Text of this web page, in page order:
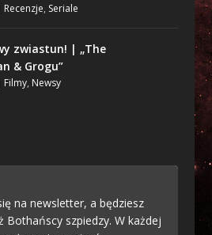
Recenzje, Seriale
zwiastun! | „The
& Grogu”
Filmy, Newsy
na newsletter, a będziesz
Bothańscy szpiedzy. W każdej